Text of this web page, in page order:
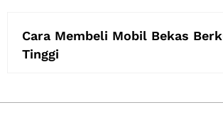
Cara Membeli Mobil Bekas
Tinggi